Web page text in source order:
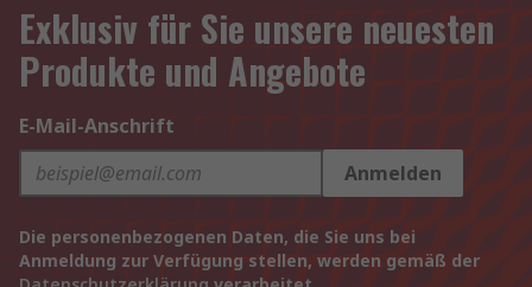
Exklusiv für Sie unsere neuesten
Produkte und Angebote
E-Mail-Anschrift
Anmelden
Die personenbezogenen Daten, die Sie uns bei
Anmeldung zur Verfügung stellen, werden gemäß der